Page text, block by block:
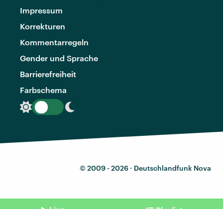
Impressum
Korrekturen
Kommentarregeln
Gender und Sprache
Barrierefreiheit
Farbschema
© 2009 - 2026 · Deutschlandfunk Nova